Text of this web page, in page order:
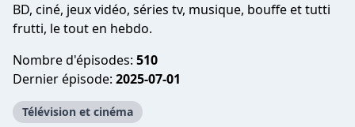
BD, ciné, jeux vidéo, séries tv, musique, bouffe et tutti
frutti, le tout en hebdo.
Nombre d'épisodes: 510
Dernier épisode: 2025-07-01
Télévision et cinéma